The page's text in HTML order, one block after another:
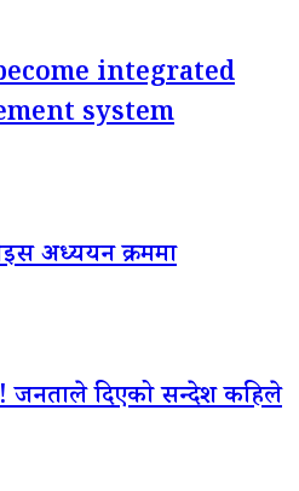
integrated
system
अध्ययन क्रममा
जनताले दिएको सन्देश कहिले